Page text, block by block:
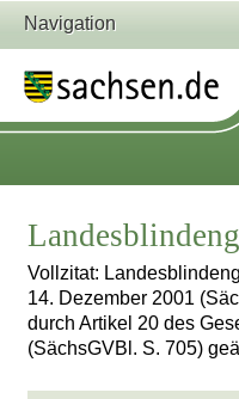
Navigation
Vollzitat:
14. Dezember 2001
durch Artikel 20 des
(SächsGVBl. S. 705)